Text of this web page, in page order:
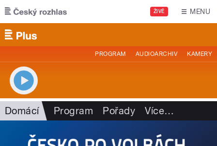
Přejít k hlavnímu obsahu
ŽIVĚ MENU
PROGRAM AUDIOARCHIV KAMERY
Domácí Program Pořady Více…